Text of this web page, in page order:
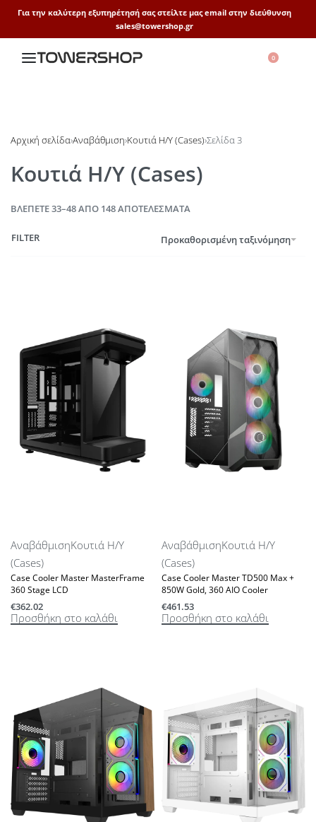
Για την καλύτερη εξυπηρέτησή σας στείλτε μας email στην διεύθυνση
sales@towershop.gr
0
Αρχική σελίδα›Αναβάθμιση›Κουτιά Η/Υ (Cases)›Σελίδα 3
Κουτιά Η/Υ (Cases)
ΒΛΈΠΕΤΕ 33–48 ΑΠΌ 148 ΑΠΟΤΕΛΈΣΜΑΤΑ
Προκαθορισμένη ταξινόμηση
FILTER
ΑναβάθμισηΚουτιά Η/Υ
(Cases)
Case Cooler Master MasterFrame
360 Stage LCD
€362.02
Προσθήκη στο καλάθι
ΑναβάθμισηΚουτιά Η/Υ
(Cases)
Case Cooler Master TD500 Max +
850W Gold, 360 AIO Cooler
€461.53
Προσθήκη στο καλάθι